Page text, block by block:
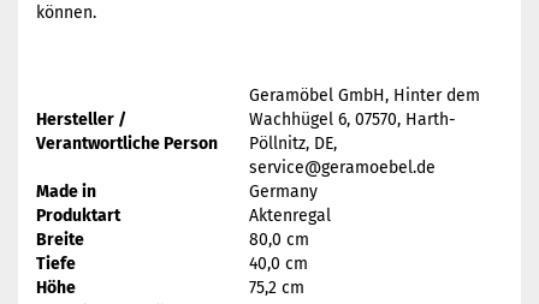
können.
Hersteller /
Verantwortliche Person
Geramöbel GmbH, Hinter dem
Wachhügel 6, 07570, Harth-
Pöllnitz, DE,
service@geramoebel.de
Made in
Germany
Produktart
Aktenregal
Breite
80,0 cm
Tiefe
40,0 cm
Höhe
75,2 cm